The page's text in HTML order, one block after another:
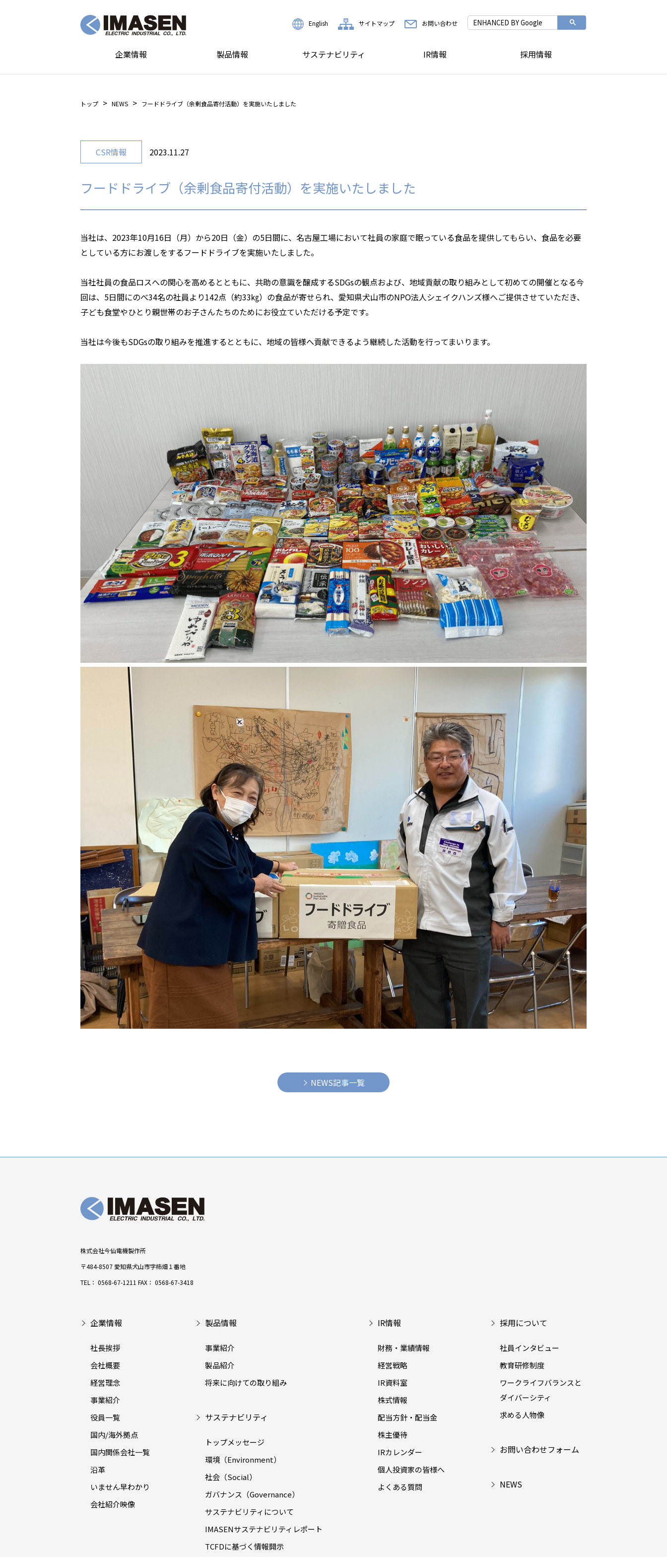
English サイトマップ お問い合わせ
企業情報 製品情報 サステナビリティ IR情報 採用情報
トップ NEWS フードドライブ（余剰食品寄付活動）を実施いたしました
CSR情報 2023.11.27
フードドライブ（余剰食品寄付活動）を実施いたしました
当社は、2023年10月16日（月）から20日（金）の5日間に、名古屋工場において社員の家庭で眠っている食品を提供してもらい、食品を必要
としている方にお渡しをするフードドライブを実施いたしました。
当社社員の食品ロスへの関心を高めるとともに、共助の意識を醸成するSDGsの観点および、地域貢献の取り組みとして初めての開催となる今
回は、5日間にのべ34名の社員より142点（約33㎏）の食品が寄せられ、愛知県犬山市のNPO法人シェイクハンズ様へご提供させていただき、
子ども食堂やひとり親世帯のお子さんたちのためにお役立ていただける予定です。
当社は今後もSDGsの取り組みを推進するとともに、地域の皆様へ貢献できるよう継続した活動を行ってまいります。
NEWS記事一覧
株式会社今仙電機製作所
〒484-8507 愛知県犬山市字柿畑１番地
TEL： 0568-67-1211 FAX： 0568-67-3418
企業情報
社長挨拶
会社概要
経営理念
事業紹介
役員一覧
国内/海外拠点
国内関係会社一覧
沿革
いません早わかり
会社紹介映像
製品情報
事業紹介
製品紹介
将来に向けての取り組み
サステナビリティ
トップメッセージ
環境（Environment）
社会（Social）
ガバナンス（Governance）
サステナビリティについて
IMASENサステナビリティレポート
TCFDに基づく情報開示
IR情報
財務・業績情報
経営戦略
IR資料室
株式情報
配当方針・配当金
株主優待
IRカレンダー
個人投資家の皆様へ
よくある質問
採用について
社員インタビュー
教育研修制度
ワークライフバランスと
ダイバーシティ
求める人物像
お問い合わせフォーム
NEWS